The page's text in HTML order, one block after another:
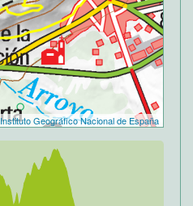
Instituto Geográfico Nacional de España